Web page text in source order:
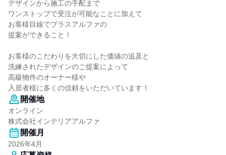
デザインから施工の手配まで
ワンストップで受注が可能なことに加えて
お客様目線でプラスアルファの
提案ができること！
お客様のこだわりを大切にした価値の追及と
洗練されたデザインのご提案によって
高級物件のオーナー様や
入居者様に多くの信頼をいただいています！
開催地
オンライン
株式会社インテリアアルファ
開催月
2026年4月